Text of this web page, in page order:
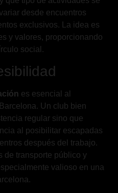
desde encuentros
exclusivos. La idea es
y valores, proporcionando
social.
es esencial al
Un club bien
regular sino que
al posibilitar escapadas
después del trabajo.
de transporte público y
valioso en una